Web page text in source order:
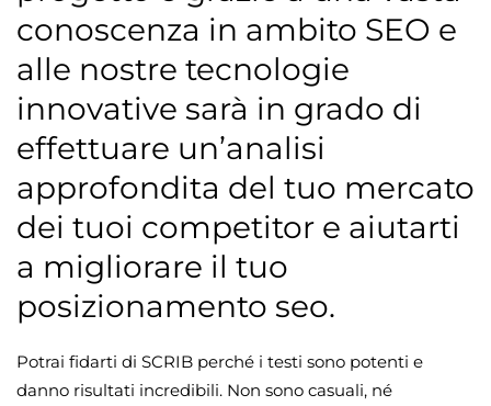
conoscenza in ambito SEO e
alle nostre tecnologie
innovative sarà in grado di
effettuare un’analisi
approfondita del tuo mercato
dei tuoi competitor e aiutarti
a migliorare il tuo
posizionamento seo.
Potrai fidarti di SCRIB perché i testi sono potenti e
danno risultati incredibili. Non sono casuali, né